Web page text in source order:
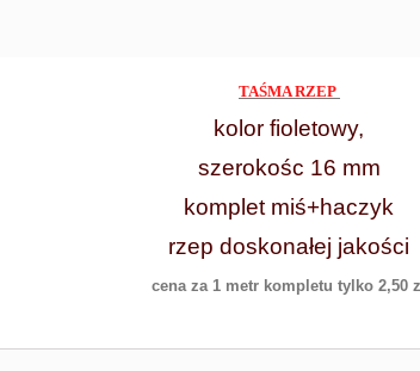
TAŚMA RZEP
kolor fioletowy,
szerokośc 16 mm
komplet miś+haczyk
rzep doskonałej jakości
cena za 1 metr kompletu tylko 2,50